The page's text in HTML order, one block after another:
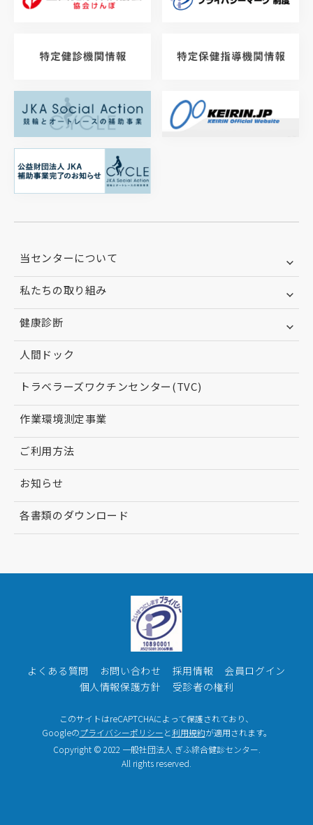
当センターについて
私たちの取り組み
健康診断
人間ドック
トラベラーズワクチンセンター(TVC)
作業環境測定事業
ご利用方法
お知らせ
各書類のダウンロード
よくある質問 お問い合わせ 採用情報
会員ログイン
個人情報保護方針
受診者の権利
このサイトはreCAPTCHAによって保護されており、
Googleのプライバシーポリシーと利用規約が適用されます。
Copyright © 2022 一般社団法人 ぎふ綜合健診センター.
All rights reserved.